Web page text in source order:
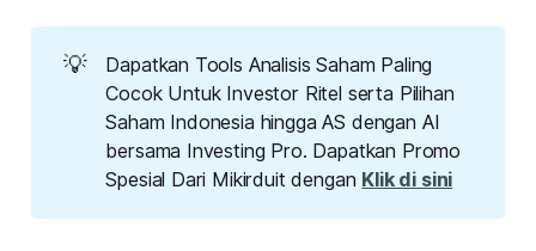
💡
Dapatkan Tools Analisis Saham Paling
Cocok Untuk Investor Ritel serta Pilihan
Saham Indonesia hingga AS dengan AI
bersama Investing Pro. Dapatkan Promo
Spesial Dari Mikirduit dengan Klik di sini